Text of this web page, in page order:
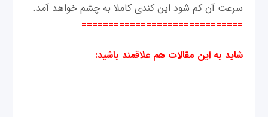
سرعت آن کم شود این کندی کاملا به چشم خواهد آمد.
==============================
شاید به این مقالات هم علاقمند باشید: